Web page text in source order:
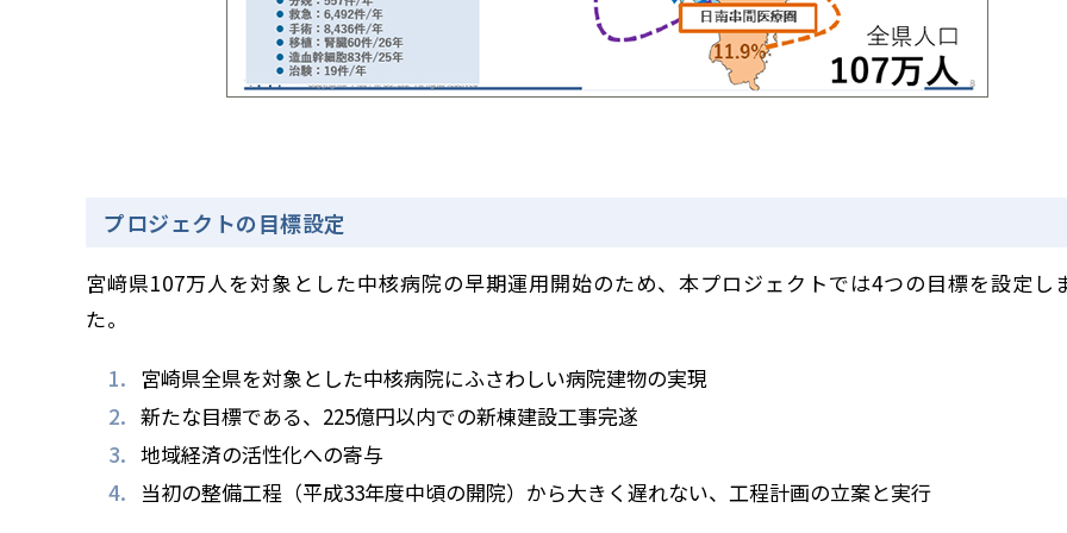
プロジェクトの目標設定
宮﨑県107万人を対象とした中核病院の早期運用開始のため、本プロジェクトでは4つの目標を設定し
た。
宮崎県全県を対象とした中核病院にふさわしい病院建物の実現
新たな目標である、225億円以内での新棟建設工事完遂
地域経済の活性化への寄与
当初の整備工程（平成33年度中頃の開院）から大きく遅れない、工程計画の立案と実行